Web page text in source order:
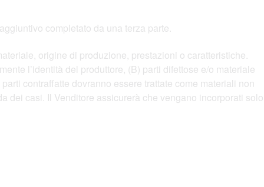
completato da una terza parte.
origine di produzione, prestazioni o caratteristiche.
l’identità del produttore, (B) parti difettose e/o materiale
contraffatte dovranno essere trattate come materiali non
dei casi. Il Venditore assicurerà che vengano incorporati solo